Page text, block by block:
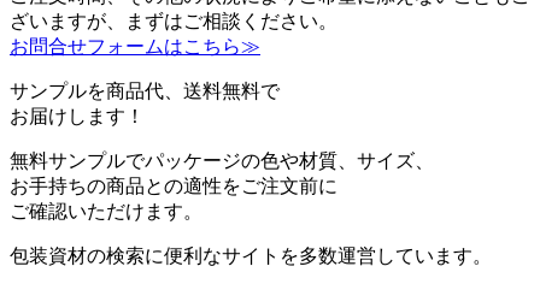
ざいますが、まずはご相談ください。
お問合せフォームはこちら≫
サンプルを商品代、送料無料で
お届けします！
無料サンプルでパッケージの色や材質、サイズ、
お手持ちの商品との適性をご注文前に
ご確認いただけます。
包装資材の検索に便利なサイトを多数運営しています。